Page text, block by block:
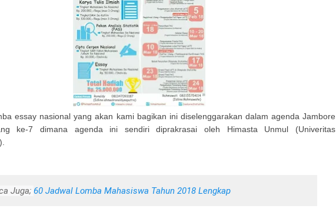
essay nasional yang akan kami bagikan ini diselenggarakan dalam agenda Jambore
ke-7 dimana agenda ini sendiri diprakrasai oleh Himasta Unmul (Univeritas
Juga;60 Jadwal Lomba Mahasiswa Tahun 2018 Lengkap